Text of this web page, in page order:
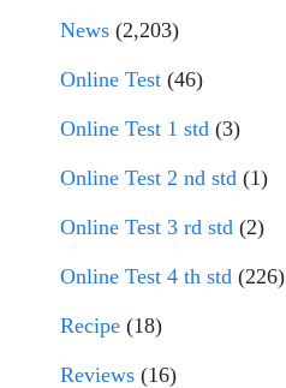
News (2,203)
Online Test (46)
Online Test 1 std (3)
Online Test 2 nd std (1)
Online Test 3 rd std (2)
Online Test 4 th std (226)
Recipe (18)
Reviews (16)